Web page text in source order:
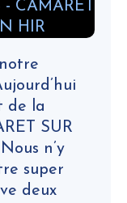
de la
SUR
n’y
super
deux